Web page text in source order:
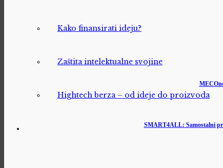
Kako finansirati ideju?
Zaštita intelektualne svojine
Hightech berza – od ideje do proizvoda
SMART4ALL: Samostalni